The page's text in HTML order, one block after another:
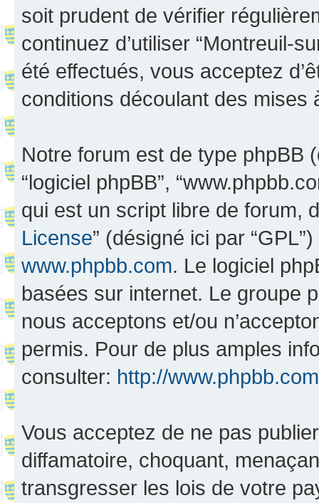
soit prudent de vérifier
continuez d’utiliser “Montreuil-
été effectués, vous acceptez
conditions découlant des mises
Notre forum est de type phpBB
“logiciel phpBB”,
qui est un script libre de forum,
License” (désigné ici par
www.phpbb.com. Le logiciel
basées sur internet. Le groupe
nous acceptons et/ou
permis. Pour de plus amples
consulter: http://
Vous acceptez de ne pas
diffamatoire, choquant,
transgresser les lois de votre